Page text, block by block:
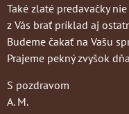
Také zlaté predavačky
z Vás brať príklad aj
Budeme čakať na Vašu
Prajeme pekný zvyšok
S pozdravom
A. M.